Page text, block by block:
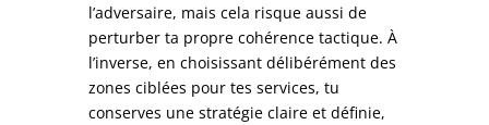
l’adversaire, mais cela risque aussi de
perturber ta propre cohérence tactique. À
l’inverse, en choisissant délibérément des
zones ciblées pour tes services, tu
conserves une stratégie claire et définie,